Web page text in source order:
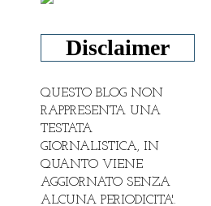
Disclaimer
QUESTO BLOG NON
RAPPRESENTA UNA
TESTATA
GIORNALISTICA, IN
QUANTO VIENE
AGGIORNATO SENZA
ALCUNA PERIODICITA'.